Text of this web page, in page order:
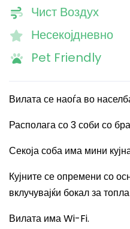
Чист Воздух
Несекојдневно
Pet Friendly
Вилата се наоѓа во
Располага со 3 соби со
Секоја соба има мини
Кујните се опремени со
вклучувајќи бокал за
Вилата имаWi-Fi.